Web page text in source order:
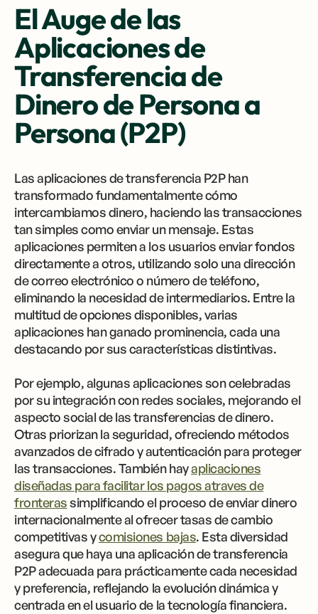
El Auge de las
Aplicaciones de
Transferencia de
Dinero de Persona a
Persona (P2P)
Las aplicaciones de transferencia P2P han
transformado fundamentalmente cómo
intercambiamos dinero, haciendo las transacciones
tan simples como enviar un mensaje. Estas
aplicaciones permiten a los usuarios enviar fondos
directamente a otros, utilizando solo una dirección
de correo electrónico o número de teléfono,
eliminando la necesidad de intermediarios. Entre la
multitud de opciones disponibles, varias
aplicaciones han ganado prominencia, cada una
destacando por sus características distintivas.
Por ejemplo, algunas aplicaciones son celebradas
por su integración con redes sociales, mejorando el
aspecto social de las transferencias de dinero.
Otras priorizan la seguridad, ofreciendo métodos
avanzados de cifrado y autenticación para proteger
las transacciones. También hayaplicaciones
diseñadas para facilitar los pagos atraves de
fronterassimplificando el proceso de enviar dinero
internacionalmente al ofrecer tasas de cambio
competitivas ycomisiones bajas. Esta diversidad
asegura que haya una aplicación de transferencia
P2P adecuada para prácticamente cada necesidad
y preferencia, reflejando la evolución dinámica y
centrada en el usuario de la tecnología financiera.